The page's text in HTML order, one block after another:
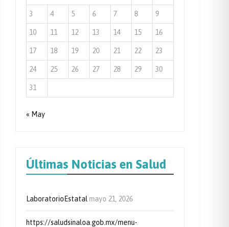
3 4 5 6 7 8 9
10 11 12 13 14 15 16
17 18 19 20 21 22 23
24 25 26 27 28 29 30
31
« May
Últimas Noticias en Salud
LaboratorioEstatal mayo 21, 2026
https://saludsinaloa.gob.mx/menu-